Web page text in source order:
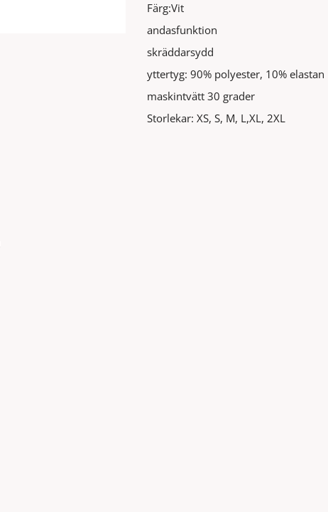
Färg:Vit
andasfunktion
skräddarsydd
yttertyg: 90% polyester, 10% elastan
maskintvätt 30 grader
Storlekar: XS, S, M, L,XL, 2XL